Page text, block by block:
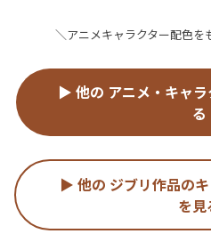
＼アニメキャラクター配色
▶ 他の アニメ・キャ
る
▶ 他の ジブリ作品の
を見